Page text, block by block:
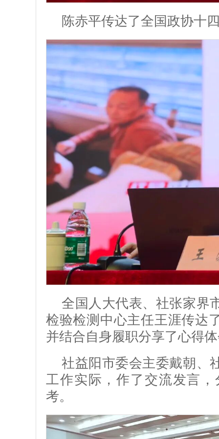
陈赤平传达了全国政协十
全国人大代表、社张家界
检验检测中心主任王涯传达
并结合自身履职分享了心得
社益阳市委会主委戴朝、
工作实际，作了交流发言
考。